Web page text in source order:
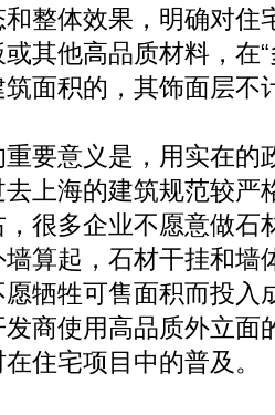
整体效果，明确对住
其他高品质材料，在
面积的，其饰面层不
要意义是，用实在的
上海的建筑规范较严
很多企业不愿意做石
算起，石材干挂和墙
牺牲可售面积而投入
商使用高品质外立面
住宅项目中的普及。